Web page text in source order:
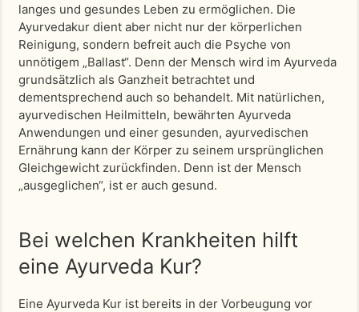
langes und gesundes Leben zu ermöglichen. Die
Ayurvedakur dient aber nicht nur der körperlichen
Reinigung, sondern befreit auch die Psyche von
unnötigem „Ballast“. Denn der Mensch wird im Ayurveda
grundsätzlich als Ganzheit betrachtet und
dementsprechend auch so behandelt. Mit natürlichen,
ayurvedischen Heilmitteln, bewährten Ayurveda
Anwendungen und einer gesunden, ayurvedischen
Ernährung kann der Körper zu seinem ursprünglichen
Gleichgewicht zurückfinden. Denn ist der Mensch
„ausgeglichen“, ist er auch gesund.
Bei welchen Krankheiten hilft
eine Ayurveda Kur?
Eine Ayurveda Kur ist bereits in der Vorbeugung vor